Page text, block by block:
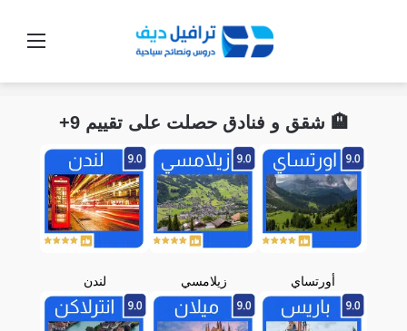
🏨 شقق و فنادق حصلت على تقييم 9+
أورتساي زيلامسي لندن